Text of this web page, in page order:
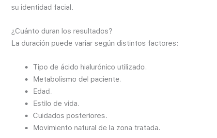
su identidad facial.
¿Cuánto duran los resultados?
La duración puede variar según distintos factores:
Tipo de ácido hialurónico utilizado.
Metabolismo del paciente.
Edad.
Estilo de vida.
Cuidados posteriores.
Movimiento natural de la zona tratada.